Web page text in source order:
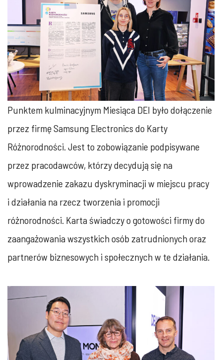
Punktem kulminacyjnym Miesiąca DEI było dołączenie
przez firmę Samsung Electronics do Karty
Różnorodności. Jest to zobowiązanie podpisywane
przez pracodawców, którzy decydują się na
wprowadzenie zakazu dyskryminacji w miejscu pracy
i działania na rzecz tworzenia i promocji
różnorodności. Karta świadczy o gotowości firmy do
zaangażowania wszystkich osób zatrudnionych oraz
partnerów biznesowych i społecznych w te działania.